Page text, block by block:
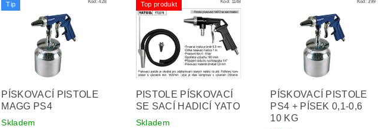
Tip Kód:428
PÍSKOVACÍ PISTOLE
MAGG PS4
Skladem
Top produkt Kód: 1148
PISTOLE PÍSKOVACÍ
SE SACÍ HADICÍ YATO
Skladem
Kód:399
PÍSKOVACÍ PISTOLE
PS4 + PÍSEK 0,1-0,6
10 KG